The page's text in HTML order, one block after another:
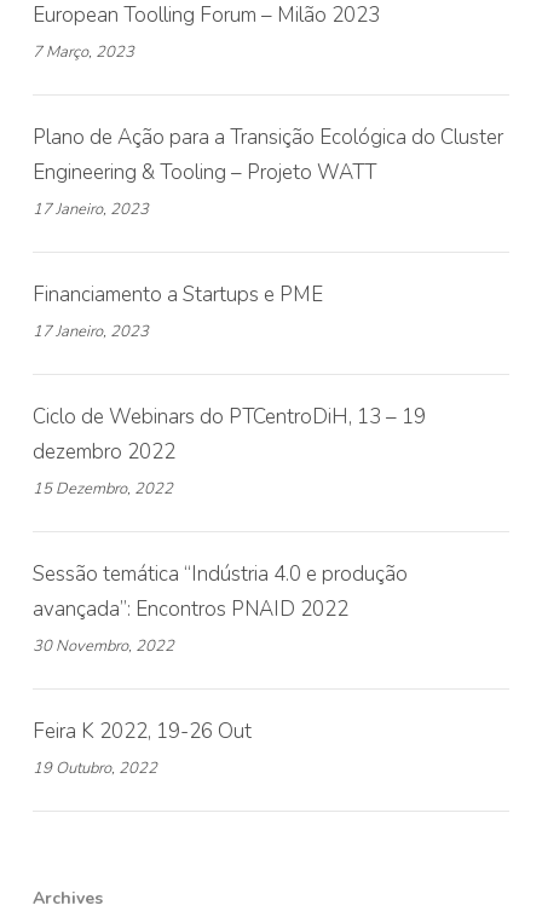
European Toolling Forum – Milão 2023
7 Março, 2023
Plano de Ação para a Transição Ecológica do Cluster
Engineering & Tooling – Projeto WATT
17 Janeiro, 2023
Financiamento a Startups e PME
17 Janeiro, 2023
Ciclo de Webinars do PTCentroDiH, 13 – 19
dezembro 2022
15 Dezembro, 2022
Sessão temática “Indústria 4.0 e produção
avançada”: Encontros PNAID 2022
30 Novembro, 2022
Feira K 2022, 19-26 Out
19 Outubro, 2022
Archives